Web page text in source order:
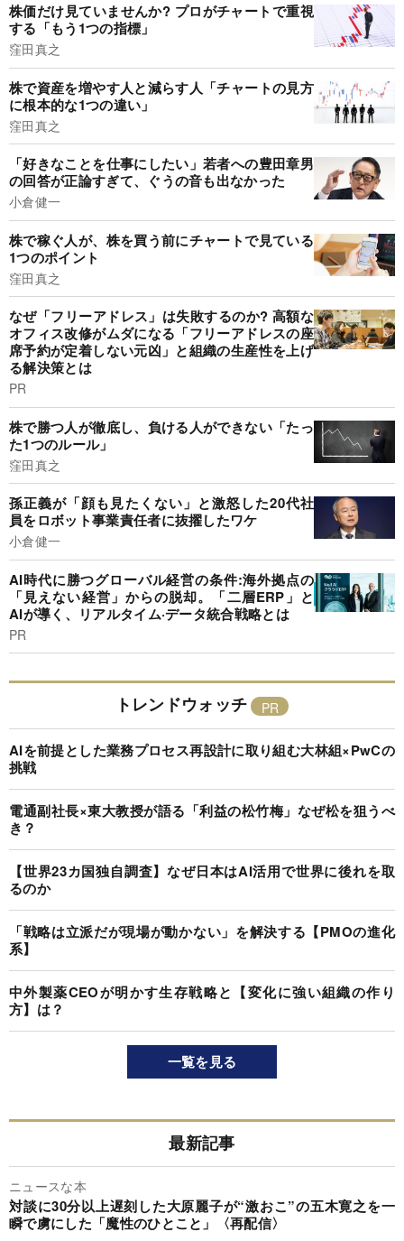
株価だけ見ていませんか? プロがチャートで重視
する「もう1つの指標」
窪田真之
株で資産を増やす人と減らす人「チャートの見方
に根本的な1つの違い」
窪田真之
「好きなことを仕事にしたい」若者への豊田章男
の回答が正論すぎて、ぐうの音も出なかった
小倉健一
株で稼ぐ人が、株を買う前にチャートで見ている
1つのポイント
窪田真之
なぜ「フリーアドレス」は失敗するのか? 高額な
オフィス改修がムダになる「フリーアドレスの座
席予約が定着しない元凶」と組織の生産性を上げ
る解決策とは
PR
株で勝つ人が徹底し、負ける人ができない「たっ
た1つのルール」
窪田真之
孫正義が「顔も見たくない」と激怒した20代社
員をロボット事業責任者に抜擢したワケ
小倉健一
AI時代に勝つグローバル経営の条件:海外拠点の
「見えない経営」からの脱却。「二層ERP」と
AIが導く、リアルタイム·データ統合戦略とは
PR
トレンドウォッチ
AIを前提とした業務プロセス再設計に取り組む大林組×PwCの
挑戦
電通副社長×東大教授が語る「利益の松竹梅」なぜ松を狙うべ
き？
【世界23カ国独自調査】なぜ日本はAI活用で世界に後れを取
るのか
「戦略は立派だが現場が動かない」を解決する【PMOの進化
系】
中外製薬CEOが明かす生存戦略と【変化に強い組織の作り
方】は？
一覧を見る
最新記事
ニュースな本
対談に30分以上遅刻した大原麗子が“激おこ”の五木寛之を一
瞬で虜にした「魔性のひとこと」〈再配信〉